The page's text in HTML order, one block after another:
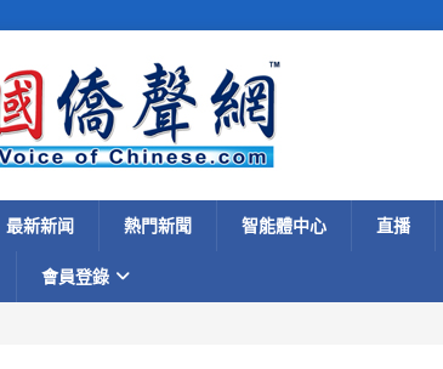
最新新闻 熱門新聞 智能體中心 直播
會員登錄